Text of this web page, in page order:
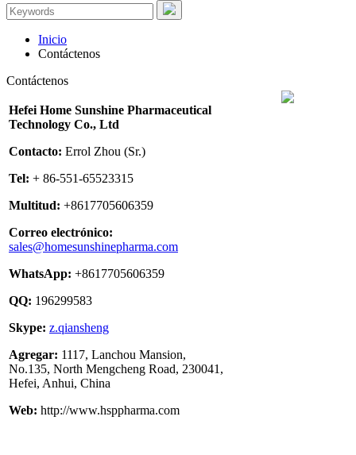
Inicio
Contáctenos
Contáctenos
Hefei Home Sunshine Pharmaceutical
Technology Co., Ltd
Contacto: Errol Zhou (Sr.)
Tel: + 86-551-65523315
Multitud: +8617705606359
Correo electrónico:
sales@homesunshinepharma.com
WhatsApp: +8617705606359
QQ: 196299583
Skype: z.qiansheng
Agregar: 1117, Lanchou Mansion,
No.135, North Mengcheng Road, 230041,
Hefei, Anhui, China
Web: http://www.hsppharma.com